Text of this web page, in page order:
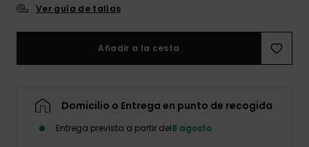
Ver guía de tallas
Añadir a la cesta
Domicilio o Entrega en punto de recogida
Entrega prevista a partir del8 agosto